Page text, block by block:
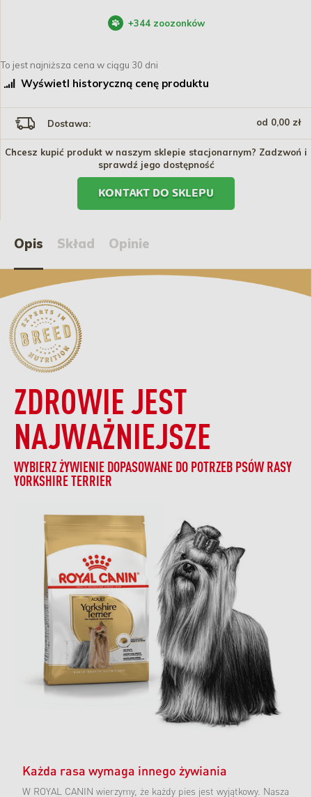
+344 zoozonków
To jest najniższa cena w ciągu 30 dni
Wyświetl historyczną cenę produktu
Dostawa: od 0,00 zł
Chcesz kupić produkt w naszym sklepie stacjonarnym? Zadzwoń i
sprawdź jego dostępność
KONTAKT DO SKLEPU
Opis Skład Opinie